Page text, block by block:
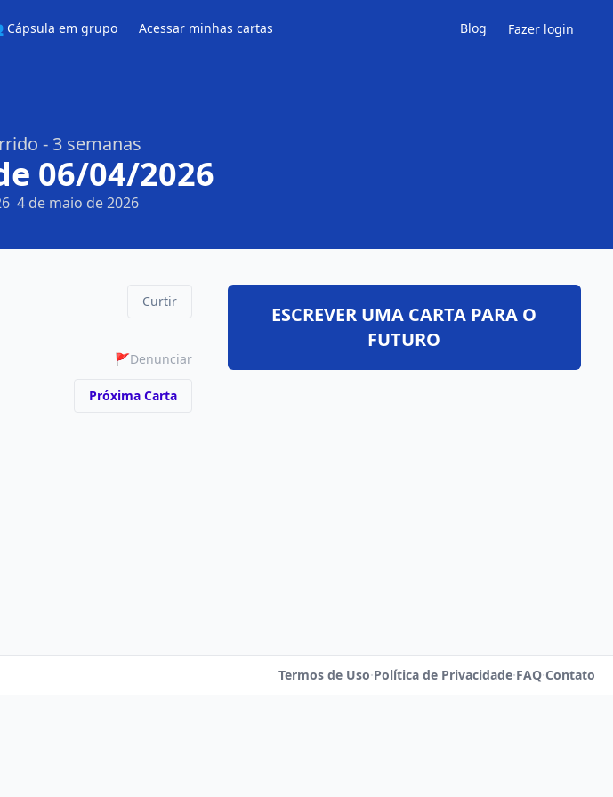
Cápsula em grupo Acessar minhas cartas Blog Fazer login
- 3 semanas
06/04/2026
4 de maio de 2026
Curtir
🚩Denunciar
Próxima Carta
ESCREVER UMA CARTA PARA O
FUTURO
Termos de Uso·Política de Privacidade·FAQ·Contato